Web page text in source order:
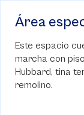
Área
Esta área
para
área de
10